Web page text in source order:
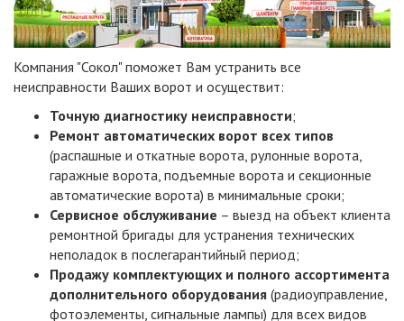
Компания "Сокол" поможет Вам устранить все
неисправности Ваших ворот и осуществит:
Точную диагностику неисправности;
Ремонт автоматических ворот всех типов
(распашные и откатные ворота, рулонные ворота,
гаражные ворота, подъемные ворота и секционные
автоматические ворота) в минимальные сроки;
Сервисное обслуживание – выезд на объект клиента
ремонтной бригады для устранения технических
неполадок в послегарантийный период;
Продажу комплектующих и полного ассортимента
дополнительного оборудования (радиоуправление,
фотоэлементы, сигнальные лампы) для всех видов